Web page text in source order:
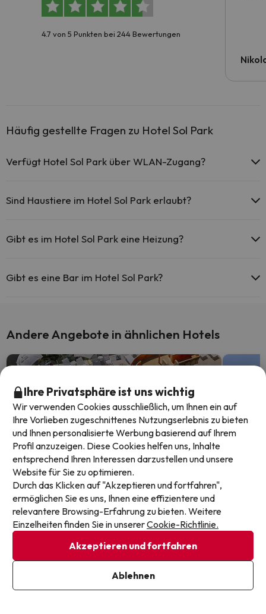
4.7 von 5 Punkten bei 244 Bewertungen
Häufig gestellte Fragen zu Hotel Sol Park
Verfügt Hotel Sol Park über WLAN-Zugang?
gesamten Hotel.
Hotel Sol Park verfügt über WLAN-Zugang.
Sind Haustiere im Hotel Sol Park erlaubt?
Gibt es im Hotel Sol Park eine Heizung?
Gibt es eine Bar im Hotel Sol Park?
Andere Angebote in ähnlichen Hotels
Endet in: 10 Tagen 7 Stunden.
Lloret de Mar, Familienspaß und
4-
Ferien
Ihre Privatsphäre ist uns wichtig
Wir verwenden Cookies ausschließlich, um Ihnen ein auf
Ihre Vorlieben zugeschnittenes Nutzungserlebnis zu bieten
und Ihnen personalisierte Werbung basierend auf Ihrem
Profil anzuzeigen. Diese Cookies helfen uns, Inhalte
entsprechend Ihren Interessen darzustellen und unsere
Website für Sie zu optimieren.
Durch das Klicken auf "Akzeptieren und fortfahren",
ermöglichen Sie es uns, Ihnen eine effizientere und
relevantere Browsing-Erfahrung zu bieten. Weitere
Einzelheiten finden Sie in unsererCookie-Richtlinie.
Akzeptieren und fortfahren
Ablehnen